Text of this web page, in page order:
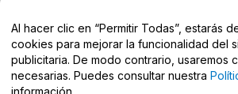
Centro de Ayuda / Contacto
Al hacer clic en “Permitir Todas”, estarás
cookies para mejorar la funcionalidad del
publicitaria. De modo contrario, usaremos
necesarias. Puedes consultar nuestra
información.